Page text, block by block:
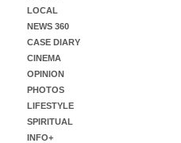
LOCAL
NEWS 360
CASE DIARY
CINEMA
OPINION
PHOTOS
LIFESTYLE
SPIRITUAL
INFO+